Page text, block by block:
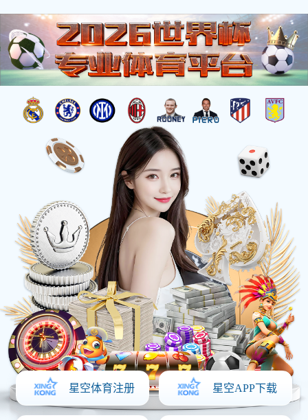
党风廉政 群团活动
群团活动
此栏目暂无任何新增信息
联系乐动在线
地址：盐城市希望大道南路5号国际软件园6号楼B座12楼
电话：0515-81691600
友情链接